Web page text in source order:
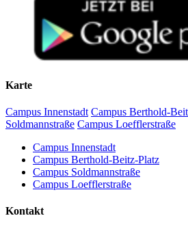
Karte
Campus Innenstadt Campus Berthold-
Soldmannstraße Campus Loefflerstraße
Campus Innenstadt
Campus Berthold-Beitz-Platz
Campus Soldmannstraße
Campus Loefflerstraße
Kontakt